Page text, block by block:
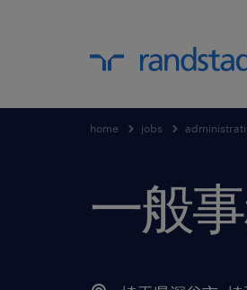
home jobs
一般